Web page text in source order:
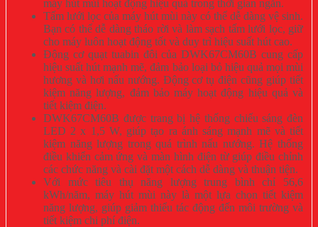
máy hút mùi hoạt động hiệu quả trong thời gian ngắn.
Tấm lưới lọc của máy hút mùi này có thể dễ dàng vệ sinh.
Bạn có thể dễ dàng tháo rời và làm sạch tấm lưới lọc, giữ
cho máy luôn hoạt động tốt và duy trì hiệu suất hút cao.
Động cơ quạt tuabin đôi của DWK67CM60B cung cấp
hiệu suất hút mạnh mẽ, đảm bảo loại bỏ hiệu quả mọi mùi
hương và hơi nấu nướng. Động cơ tụ điện cũng giúp tiết
kiệm năng lượng, đảm bảo máy hoạt động hiệu quả và
tiết kiệm điện.
DWK67CM60B được trang bị hệ thống chiếu sáng đèn
LED 2 x 1,5 W, giúp tạo ra ánh sáng mạnh mẽ và tiết
kiệm năng lượng trong quá trình nấu nướng. Hệ thống
điều khiển cảm ứng và màn hình điện từ giúp điều chỉnh
các chức năng và cài đặt một cách dễ dàng và thuận tiện.
Với mức tiêu thụ năng lượng trung bình chỉ 56,6
kWh/năm, máy hút mùi này là một lựa chọn tiết kiệm
năng lượng, giúp giảm thiểu tác động đến môi trường và
tiết kiệm chi phí điện.